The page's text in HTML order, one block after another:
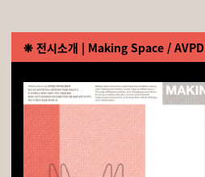
❋ 전시소개 | Making Space / AVPD